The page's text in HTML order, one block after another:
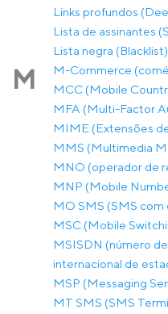
Links profundos
Lista de assinantes
Lista negra (Blacklist)
M
M-Commerce
MCC (Mobile
MFA (Multi-Factor
MIME (Extensões
MMS (Multimedia
MNO (operador de
MNP (Mobile
MO SMS (SMS com
MSC (Mobile
MSISDN (número
internacional de
MSP (Messaging
MT SMS (SMS